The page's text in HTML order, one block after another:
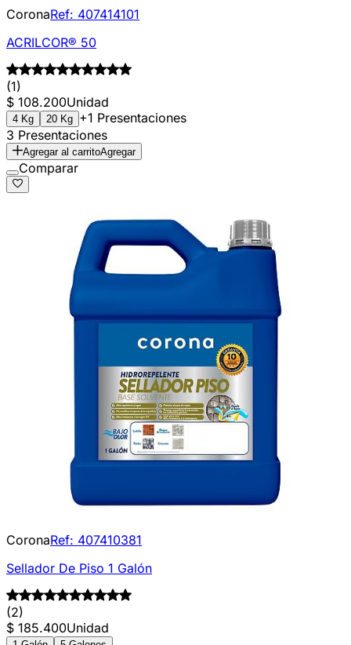
CoronaRef: 407414101
ACRILCOR® 50
(1)
$ 108.200Unidad
4 Kg 20 Kg +1 Presentaciones
3 Presentaciones
Agregar al carritoAgregar
Comparar
CoronaRef: 407410381
Sellador De Piso 1 Galón
(2)
$ 185.400Unidad